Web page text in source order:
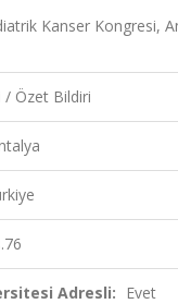
Kanser Kongresi,
/ Özet Bildiri
Adresli: Evet